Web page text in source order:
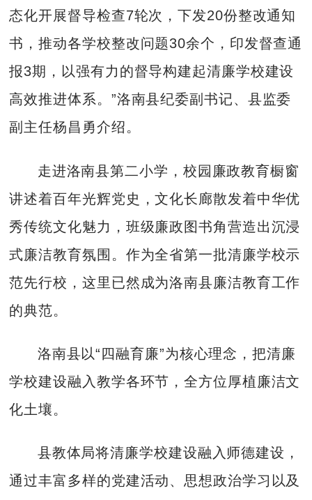
态化开展督导检查7轮次，下发20份整改通知
书，推动各学校整改问题30余个，印发督查通
报3期，以强有力的督导构建起清廉学校建设
高效推进体系。”洛南县纪委副书记、县监委
副主任杨昌勇介绍。
走进洛南县第二小学，校园廉政教育橱窗
讲述着百年光辉党史，文化长廊散发着中华优
秀传统文化魅力，班级廉政图书角营造出沉浸
式廉洁教育氛围。作为全省第一批清廉学校示
范先行校，这里已然成为洛南县廉洁教育工作
的典范。
洛南县以“四融育廉”为核心理念，把清廉
学校建设融入教学各环节，全方位厚植廉洁文
化土壤。
县教体局将清廉学校建设融入师德建设，
通过丰富多样的党建活动、思想政治学习以及